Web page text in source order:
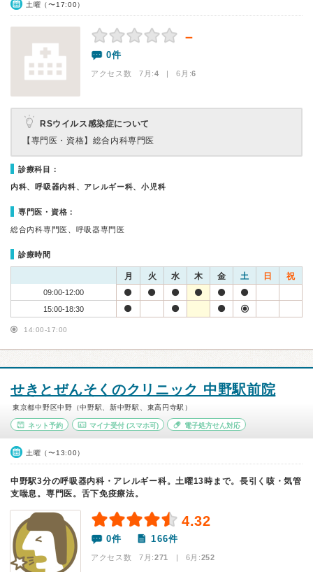
土曜（〜17:00）
－
0件
アクセス数 7月:4 | 6月:6
RSウイルス感染症について
【専門医・資格】 総合内科専門医
診療科目：
内科、呼吸器内科、アレルギー科、小児科
専門医・資格：
総合内科専門医、呼吸器専門医
診療時間
月 火 水 木 金 土 日 祝
09:00-12:00
15:00-18:30
14:00-17:00
せきとぜんそくのクリニック 中野駅前院
東京都中野区中野（中野駅、新中野駅、東高円寺駅）
ネット予約 マイナ受付(スマホ可) 電子処方せん対応
土曜（〜13:00）
中野駅3分の呼吸器内科・アレルギー科。土曜13時まで。長引く咳・気管
支喘息。専門医。舌下免疫療法。
4.32
0件 166件
アクセス数 7月:271 | 6月:252